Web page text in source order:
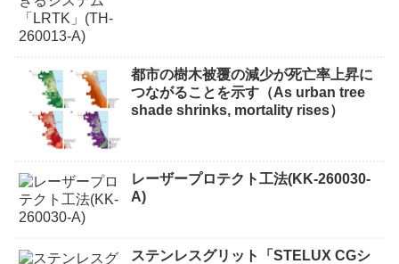
都市の樹木被覆の減少が死亡率上昇に
つながることを示す（As urban tree
shade shrinks, mortality rises）
レーザープロテクト⼯法(KK-260030-
A)
ステンレスグリット「STELUX CGシ